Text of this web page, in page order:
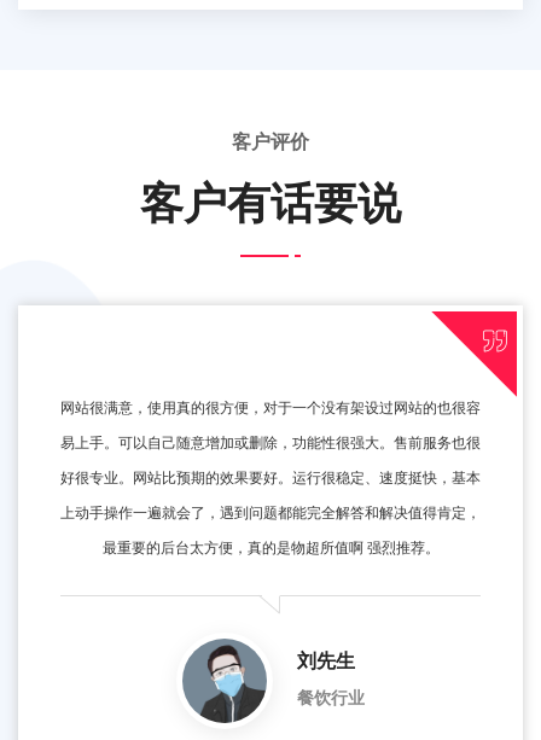
客户评价
客户有话要说
网站很满意，使用真的很方便，对于一个没有架设过网站的也很容
易上手。可以自己随意增加或删除，功能性很强大。售前服务也很
好很专业。网站比预期的效果要好。运行很稳定、速度挺快，基本
上动手操作一遍就会了，遇到问题都能完全解答和解决值得肯定，
最重要的后台太方便，真的是物超所值啊 强烈推荐。
刘先生
餐饮行业